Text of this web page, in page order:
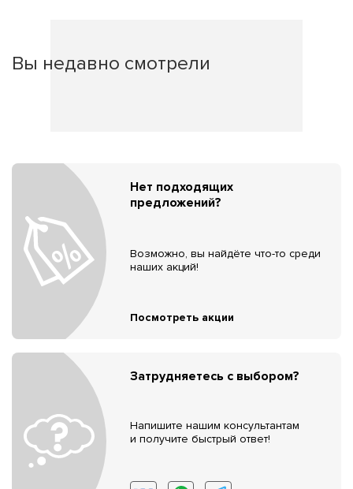
Вы недавно смотрели
Нет подходящих
предложений?
Возможно, вы найдёте что-то среди
наших акций!
Посмотреть акции
Затрудняетесь с выбором?
Напишите нашим консультантам
и получите быстрый ответ!